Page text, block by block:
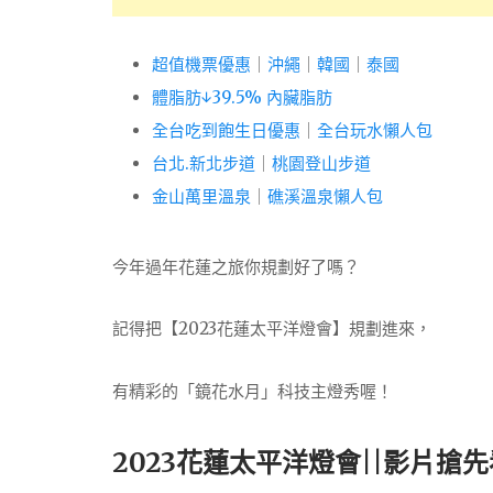
超值機票優惠 沖繩 韓國
泰國
體脂肪↓39.5% 內臟脂肪
全台吃到飽生日優惠
全台玩水懶人包
台北.新北步道
桃園登山步道
金山萬里溫泉
礁溪溫泉懶人包
今年過年花蓮之旅你規劃好了嗎？
記得把【2023花蓮太平洋燈會】規劃進來，
有精彩的「鏡花水月」科技主燈秀喔！
2023花蓮太平洋燈會||影片搶